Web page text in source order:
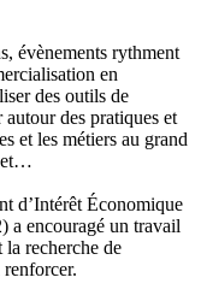
évènements rythment
en
des outils de
des pratiques et
et les métiers au grand
d’Intérêt Économique
a encouragé un travail
recherche de